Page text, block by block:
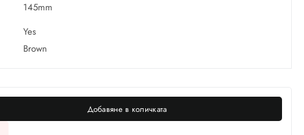
145mm
Yes
Brown
Добавяне в количката